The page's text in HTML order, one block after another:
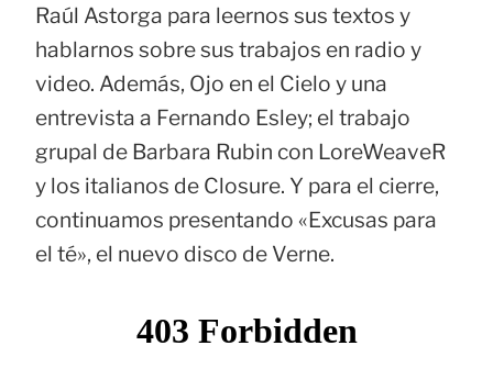
Raúl Astorga para leernos sus textos y
hablarnos sobre sus trabajos en radio y
video. Además, Ojo en el Cielo y una
entrevista a Fernando Esley; el trabajo
grupal de Barbara Rubin con LoreWeaveR
y los italianos de Closure. Y para el cierre,
continuamos presentando «Excusas para
el té», el nuevo disco de Verne.